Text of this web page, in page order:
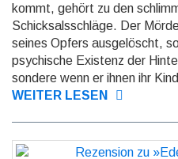
kommt, gehört zu den
Schicksals­schläge. Der
seines Opfers ausge­löscht,
psychische Existenz der
sondere wenn er ihnen ihr
WEITER LESEN